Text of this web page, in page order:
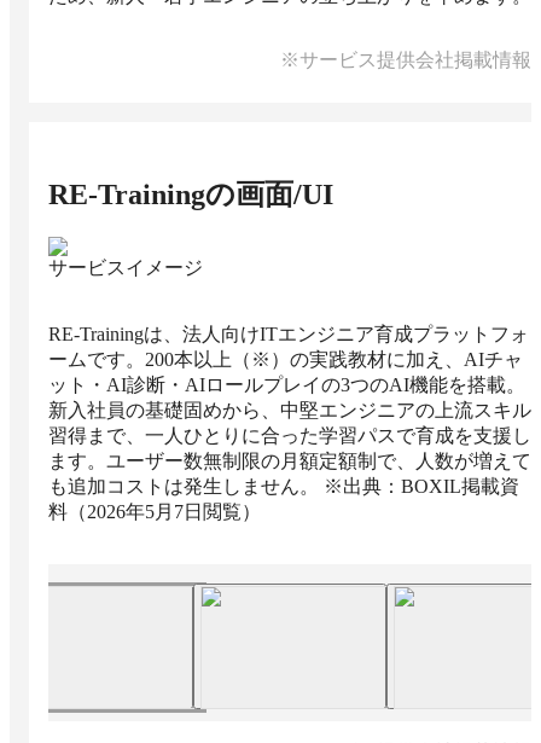
※サービス提供会社掲載情報
RE-Trainingの画面/UI
サービスイメージ
RE-Trainingは、法人向けITエンジニア育成プラットフォ
ームです。200本以上（※）の実践教材に加え、AIチャ
ット・AI診断・AIロールプレイの3つのAI機能を搭載。
新入社員の基礎固めから、中堅エンジニアの上流スキル
習得まで、一人ひとりに合った学習パスで育成を支援し
ます。ユーザー数無制限の月額定額制で、人数が増えて
も追加コストは発生しません。 ※出典：BOXIL掲載資
料（2026年5月7日閲覧）